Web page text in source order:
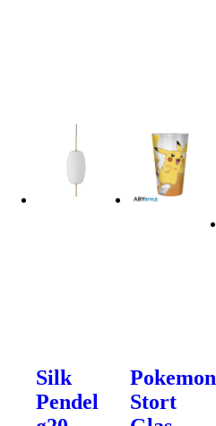
Silk
Pendel
Pokemon
Stort